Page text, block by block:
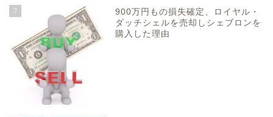
7
900万円もの損失確定、ロイヤル・
ダッチシェルを売却しシェブロンを
購入した理由